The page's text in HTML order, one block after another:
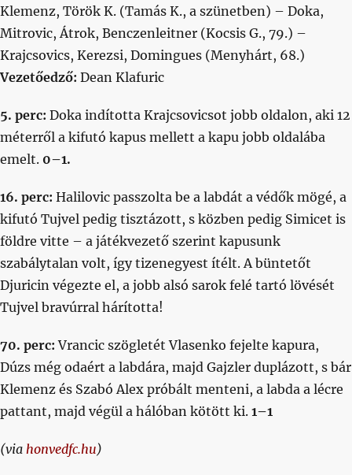
Klemenz, Török K. (Tamás K., a szünetben) – Doka,
Mitrovic, Átrok, Benczenleitner (Kocsis G., 79.) –
Krajcsovics, Kerezsi, Domingues (Menyhárt, 68.)
Vezetőedző: Dean Klafuric
5. perc: Doka indította Krajcsovicsot jobb oldalon, aki 12
méterről a kifutó kapus mellett a kapu jobb oldalába
emelt. 0–1.
16. perc: Halilovic passzolta be a labdát a védők mögé, a
kifutó Tujvel pedig tisztázott, s közben pedig Simicet is
földre vitte – a játékvezető szerint kapusunk
szabálytalan volt, így tizenegyest ítélt. A büntetőt
Djuricin végezte el, a jobb alsó sarok felé tartó lövését
Tujvel bravúrral hárította!
70. perc: Vrancic szögletét Vlasenko fejelte kapura,
Dúzs még odaért a labdára, majd Gajzler duplázott, s bár
Klemenz és Szabó Alex próbált menteni, a labda a lécre
pattant, majd végül a hálóban kötött ki. 1–1
(via honvedfc.hu)